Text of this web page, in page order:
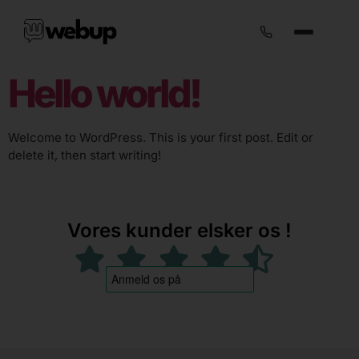
Hello world!
Welcome to WordPress. This is your first post. Edit or
delete it, then start writing!
Vores kunder elsker os !